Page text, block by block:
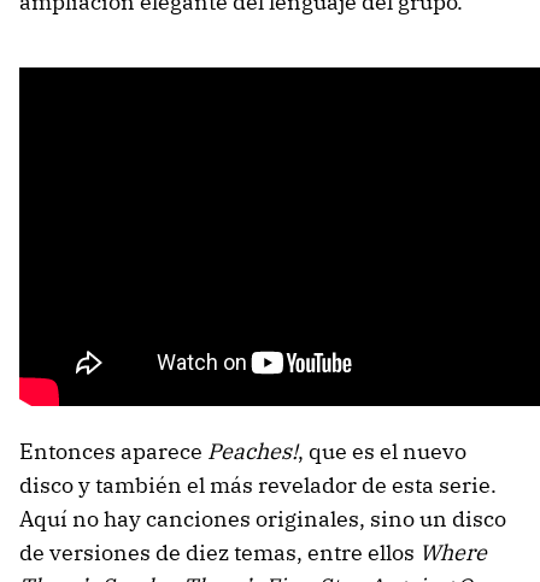
Entonces aparece Peaches!, que es el nuevo
disco y también el más revelador de esta serie.
Aquí no hay canciones originales, sino un disco
de versiones de diez temas, entre ellos Where